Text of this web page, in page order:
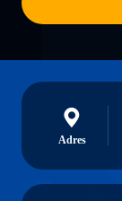
Adres